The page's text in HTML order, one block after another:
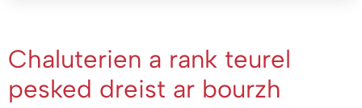
Chaluterien a rank teurel
pesked dreist ar bourzh